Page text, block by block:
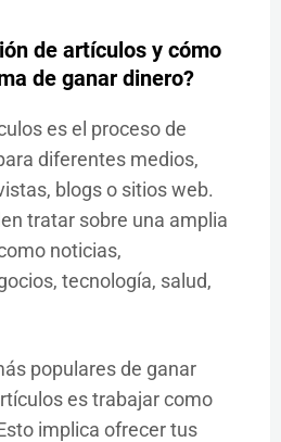
de artículos y cómo
de ganar dinero?
es el proceso de
diferentes medios,
blogs o sitios web.
tratar sobre una amplia
noticias,
tecnología, salud,
populares de ganar
es trabajar como
implica ofrecer tus